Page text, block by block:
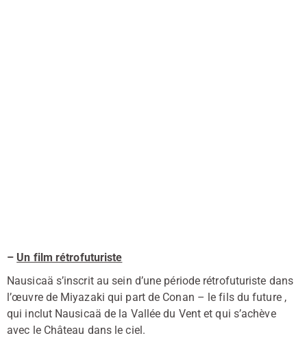
– Un film rétrofuturiste
Nausicaä s’inscrit au sein d’une période rétrofuturiste dans
l’œuvre de Miyazaki qui part de Conan – le fils du future ,
qui inclut Nausicaä de la Vallée du Vent et qui s’achève
avec le Château dans le ciel.